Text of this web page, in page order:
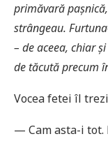
primăvară
strângeau.
– de aceea, chiar
de tăcută precum
Vocea fetei îl
— Cam asta-i tot.